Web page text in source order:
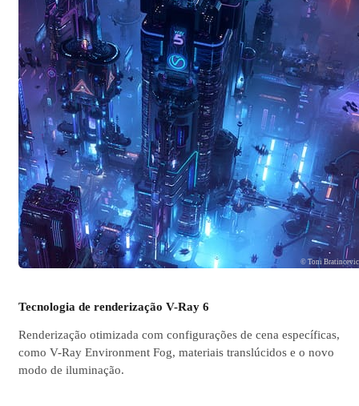
© Toni Bratincevic
Tecnologia de renderização V-Ray 6
Renderização otimizada com configurações de cena específicas,
como V-Ray Environment Fog, materiais translúcidos e o novo
modo de iluminação.